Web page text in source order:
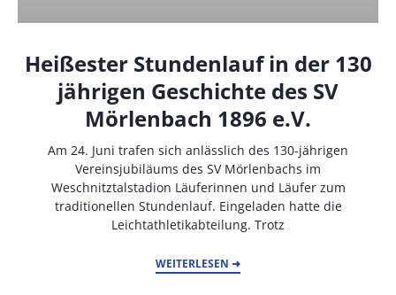
Heißester Stundenlauf in der 130
jährigen Geschichte des SV
Mörlenbach 1896 e.V.
Am 24. Juni trafen sich anlässlich des 130-jährigen
Vereinsjubiläums des SV Mörlenbachs im
Weschnitztalstadion Läuferinnen und Läufer zum
traditionellen Stundenlauf. Eingeladen hatte die
Leichtathletikabteilung. Trotz
WEITERLESEN ➜